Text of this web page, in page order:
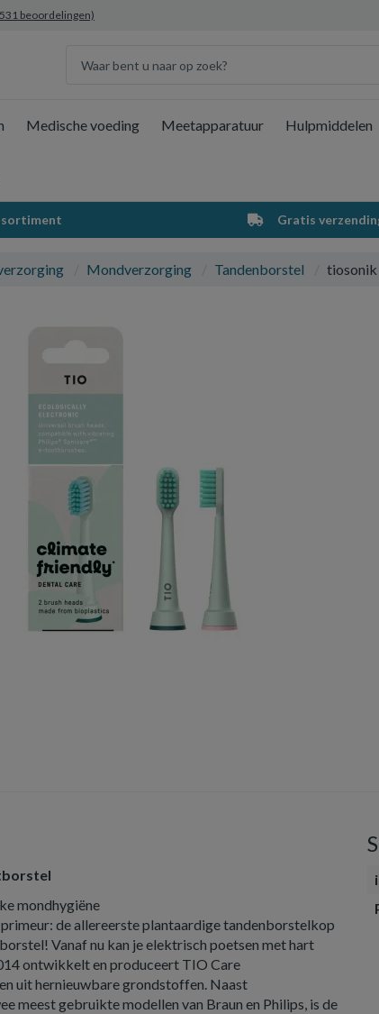
beoordelingen)
Medische voeding Meetapparatuur Hulpmiddelen
Gratis
Mondverzorging Tandenborstel tiosonik
mondhygiëne
de allereerste plantaardige tandenborstelkop
Vanaf nu kan je elektrisch poetsen met hart
ontwikkelt en produceert TIO Care
uit hernieuwbare grondstoffen. Naast
meest gebruikte modellen van Braun en Philips, is de